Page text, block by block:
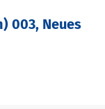
003, Neues